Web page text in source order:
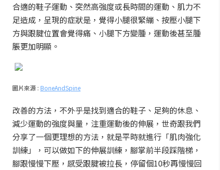
合適的鞋子運動、突然高強度或長時間的運動、肌力不
足造成，呈現的症狀是，覺得小腿很緊繃、按壓小腿下
方與跟腱位置會覺得痛、小腿下方變腫，運動後甚至腫
脹更加明顯。
圖片來源 : BoneAndSpine
改善的方法，不外乎是找到適合的鞋子、足夠的休息、
減少運動的強度與量，注重運動後的伸展，世奇跟我們
分享了一個更理想的方法，就是平時就進行「肌肉強化
訓練」，可以做如下的伸展訓練，腳掌前半段踩階梯，
腳跟慢慢下壓，感受跟腱被拉長，停留個10秒再慢慢回